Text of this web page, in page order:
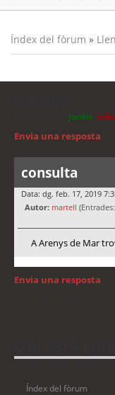
Índex del fòrum »
jordis
Envia una resposta
consulta
Data: dg. feb. 17, 2019
Autor: martell
A Arenys de Mar
Envia una resposta
Índex del fòrum